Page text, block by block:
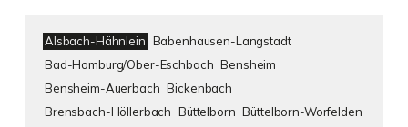
Alsbach-Hähnlein Babenhausen-Langstadt
Bad-Homburg/Ober-Eschbach Bensheim
Bensheim-Auerbach Bickenbach
Brensbach-Höllerbach Büttelborn Büttelborn-Worfelden